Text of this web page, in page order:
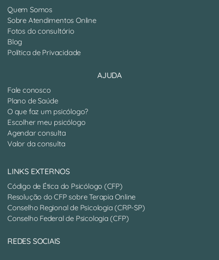
Quem Somos
Sobre Atendimentos Online
Fotos do consultório
Blog
Política de Privacidade
AJUDA
Fale conosco
Plano de Saúde
O que faz um psicólogo?
Escolher meu psicólogo
Agendar consulta
Valor da consulta
LINKS EXTERNOS
Código de Ética do Psicólogo (CFP)
Resolução do CFP sobre Terapia Online
Conselho Regional de Psicologia (CRP-SP)
Conselho Federal de Psicologia (CFP)
REDES SOCIAIS